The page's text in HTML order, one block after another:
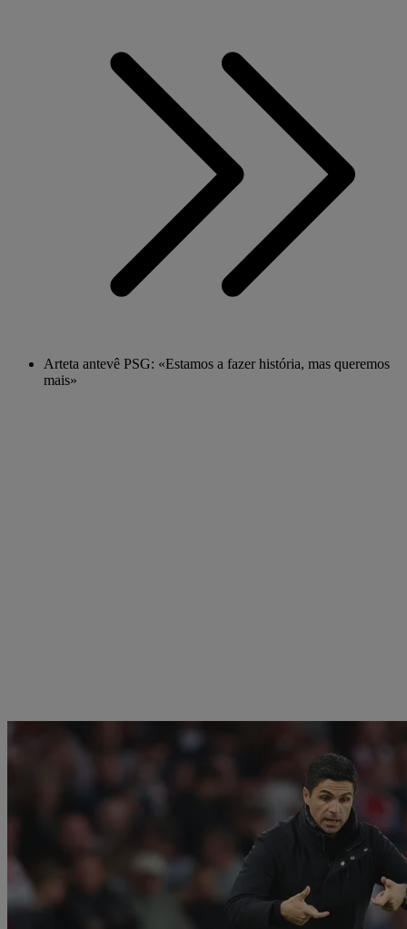
Arteta antevê PSG: «Estamos a fazer história, mas queremos
mais»